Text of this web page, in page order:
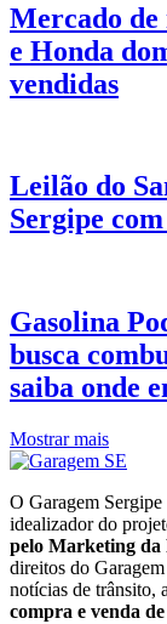
Mercado de
e Honda
vendidas
Leilão do
Sergipe
Gasolina
busca
saiba onde
Mostrar mais
O Garagem Sergipe
idealizador do
pelo Marketing da
direitos do
notícias de trânsito,
compra e venda